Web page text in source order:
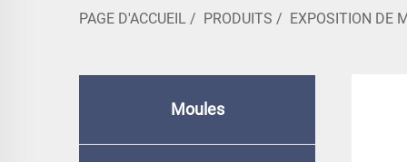
PAGE D'ACCUEIL / PRODUITS / EXPOSITION DE
Moules